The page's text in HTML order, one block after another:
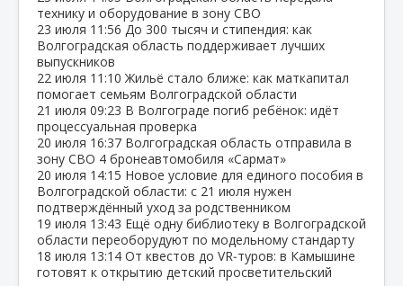
технику и оборудование в зону СВО
23 июля 11:56 До 300 тысяч и стипендия: как
Волгоградская область поддерживает лучших
выпускников
22 июля 11:10 Жильё стало ближе: как маткапитал
помогает семьям Волгоградской области
21 июля 09:23 В Волгограде погиб ребёнок: идёт
процессуальная проверка
20 июля 16:37 Волгоградская область отправила в
зону СВО 4 бронеавтомобиля «Сармат»
20 июля 14:15 Новое условие для единого пособия в
Волгоградской области: с 21 июля нужен
подтверждённый уход за родственником
19 июля 13:43 Ещё одну библиотеку в Волгоградской
области переоборудуют по модельному стандарту
18 июля 13:14 От квестов до VR‑туров: в Камышине
готовят к открытию детский просветительский